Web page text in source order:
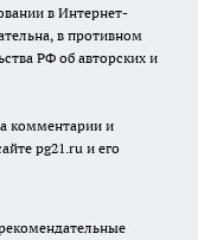
в Интернет-
в противном
РФ об авторских и
комментарии и
pg21.ru и его